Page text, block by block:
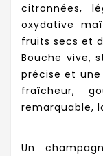
citronnées,
oxydative
fruits secs et
Bouche vive,
précise et une
fraîcheur,
remarquable,
Un